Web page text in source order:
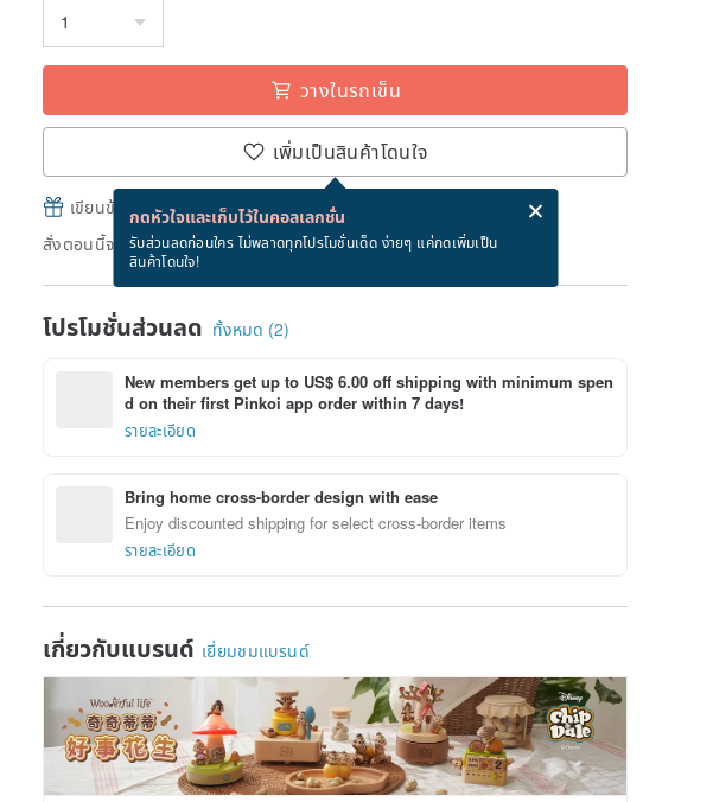
วางในรถเข็น
เพิ่มเป็นสินค้าโดนใจ
กดหัวใจและเก็บไว้ในคอลเลกชั่น
รับส่วนลดก่อนใคร ไม่พลาดทุกโปรโมชั่นเด็ด ง่ายๆ แค่กดเพิ่มเป็น
สินค้าโดนใจ!
เขียนข้อความและส่ง eCard ฟรีเมื่อซื้อสินค้า!
สั่งตอนนี้จะได้รับภายใน 8/15~8/23
โปรโมชั่นส่วนลด ทั้งหมด (2)
New members get up to US$ 6.00 off shipping with minimum spen
d on their first Pinkoi app order within 7 days!
รายละเอียด
Bring home cross-border design with ease
Enjoy discounted shipping for select cross-border items
รายละเอียด
เกี่ยวกับแบรนด์ เยี่ยมชมแบรนด์